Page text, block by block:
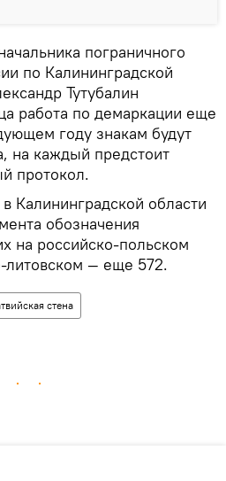
пограничного
по Калининградской
Тутубалин
работа по демаркации еще
году знакам будут
на каждый предстоит
протокол.
Калининградской области
обозначения
на российско-польском
литовском — еще 572.
стена